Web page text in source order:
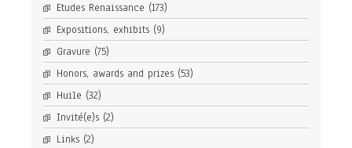
Etudes Renaissance (173)
Expositions, exhibits (9)
Gravure (75)
Honors, awards and prizes (53)
Huile (32)
Invité(e)s (2)
Links (2)